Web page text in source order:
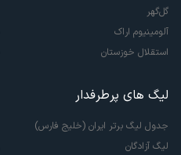
گل‌گهر
آلومینیوم اراک
استقلال خوزستان
لیگ های پرطرفدار
جدول لیگ برتر ایران (خلیج فارس)
لیگ آزادگان